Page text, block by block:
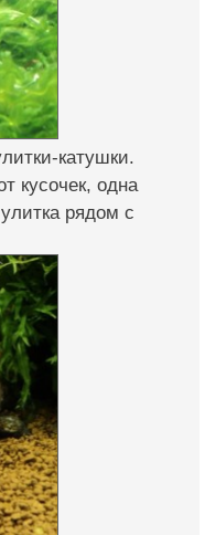
катушки.
кусочек, одна
рядом с